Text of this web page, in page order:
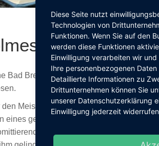
Lesung im
Bad Breisig, werden am Mittwoch, den
Meisterdetektiv Sherlock Holmes!
eines geheimnisvollen Maskierten in
Foto wieder zu beschaffen.
Diese Seite nutzt
Technologien von
Funktionen. Wenn Sie auf den
werden diese Funktionen
Einwilligung verarbeiten wir
Ihre personenbezogenen
Detaillierte Informationen zu
Drittunternehmen können Sie
unserer Datenschutzerklärung
Einwilligung jederzeit